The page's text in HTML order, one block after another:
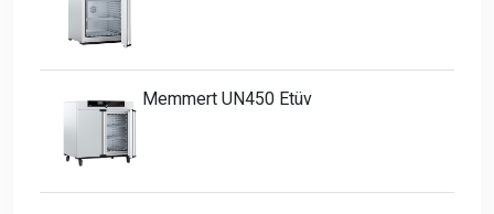
Memmert UN450 Etüv